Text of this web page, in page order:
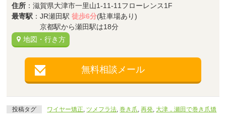
住所 ：滋賀県大津市一里山1-11-11フローレンス1F
最寄駅 ：JR瀬田駅徒歩6分(駐車場あり)
京都駅から瀬田駅は18分
地図・行き方
無料相談メール
投稿タグ ワイヤー矯正, ツメフラ法,巻き爪,再発, 大津，瀬田で巻き爪矯